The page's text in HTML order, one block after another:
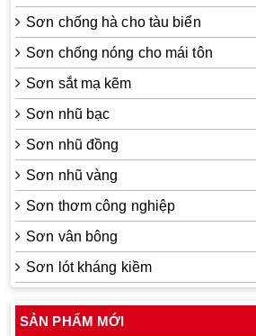
Sơn chống hà cho tàu biển
Sơn chống nóng cho mái tôn
Sơn sắt mạ kẽm
Sơn nhũ bạc
Sơn nhũ đồng
Sơn nhũ vàng
Sơn thơm công nghiệp
Sơn vân bông
Sơn lót kháng kiềm
SẢN PHẨM MỚI